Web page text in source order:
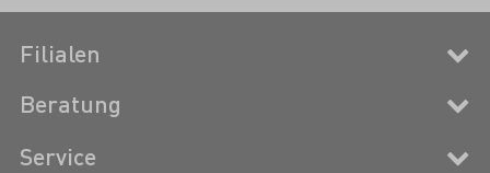
Filialen
Beratung
Service